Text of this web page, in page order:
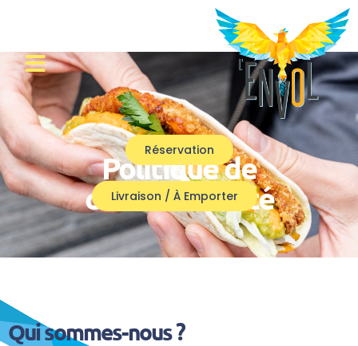
Réservation
Livraison / À Emporter
Politique de
confidentialité
Qui sommes-nous ?